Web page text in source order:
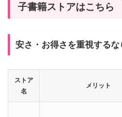
子書籍ストアはこちら
安さ・お得さを重視するな
ストア
名
メリット